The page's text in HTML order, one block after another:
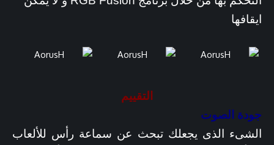
ايقافها
التقييم
جودة الصوت
الشىء الذى يجعلك تبحث عن سماعة رأس للألعاب